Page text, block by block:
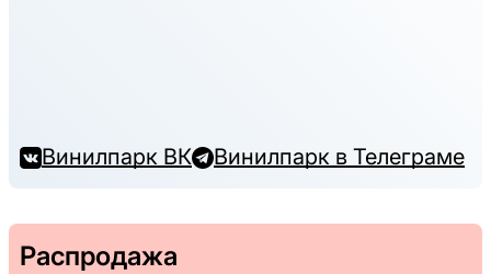
Винилпарк ВК Винилпарк в Телеграме
Распродажа